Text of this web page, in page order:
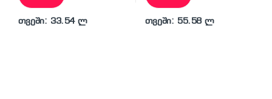
თვეში: 33.54 ლ თვეში: 55.58 ლ